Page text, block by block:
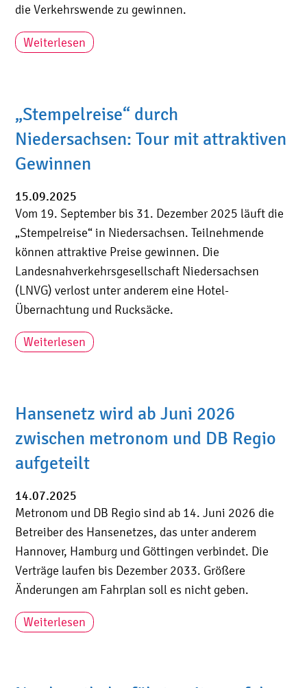
die Verkehrswende zu gewinnen.
Weiterlesen
„Stempelreise“ durch
Niedersachsen: Tour mit attraktiven
Gewinnen
15.09.2025
Vom 19. September bis 31. Dezember 2025 läuft die
„Stempelreise“ in Niedersachsen. Teilnehmende
können attraktive Preise gewinnen. Die
Landesnahverkehrsgesellschaft Niedersachsen
(LNVG) verlost unter anderem eine Hotel-
Übernachtung und Rucksäcke.
Weiterlesen
Hansenetz wird ab Juni 2026
zwischen metronom und DB Regio
aufgeteilt
14.07.2025
Metronom und DB Regio sind ab 14. Juni 2026 die
Betreiber des Hansenetzes, das unter anderem
Hannover, Hamburg und Göttingen verbindet. Die
Verträge laufen bis Dezember 2033. Größere
Änderungen am Fahrplan soll es nicht geben.
Weiterlesen